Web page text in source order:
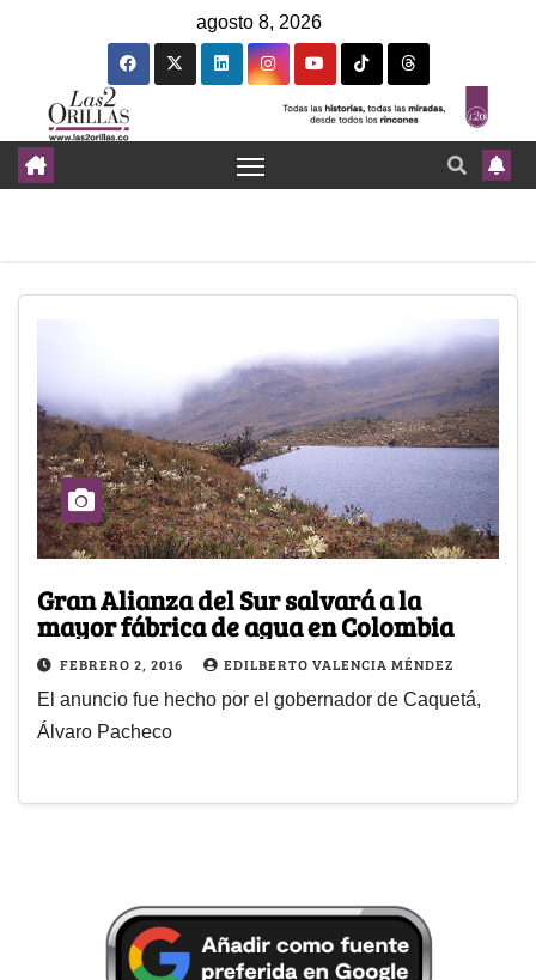
agosto 8, 2026
Gran Alianza del Sur salvará a la
mayor fábrica de agua en Colombia
FEBRERO 2, 2016 EDILBERTO VALENCIA MÉNDEZ
El anuncio fue hecho por el gobernador de Caquetá,
Álvaro Pacheco